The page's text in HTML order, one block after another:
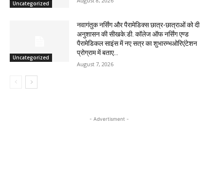
Uncategorized
Uncategorized
नवागंतुक नर्सिंग और पैरामेडिक्स छात्र-छात्राओं को दी
अनुशासन की सीखके.डी. कॉलेज ऑफ नर्सिंग एण्ड
पैरामेडिकल साइंस में नए सत्र का शुभारम्भओरिएंटेशन
प्रोग्राम में बताए...
August 7, 2026
- Advertisment -